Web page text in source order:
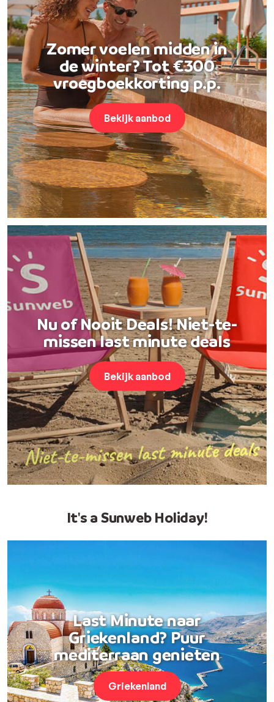
Zomer voelen midden in
de winter? Tot €300
vroegboekkorting p.p.
Bekijk aanbod
Nu of Nooit Deals! Niet-te-
missen last minute deals
Bekijk aanbod
It's a Sunweb Holiday!
Last Minute naar
Griekenland? Puur
mediterraan genieten
Griekenland